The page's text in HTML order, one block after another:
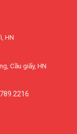
HN
Cầu giấy, HN